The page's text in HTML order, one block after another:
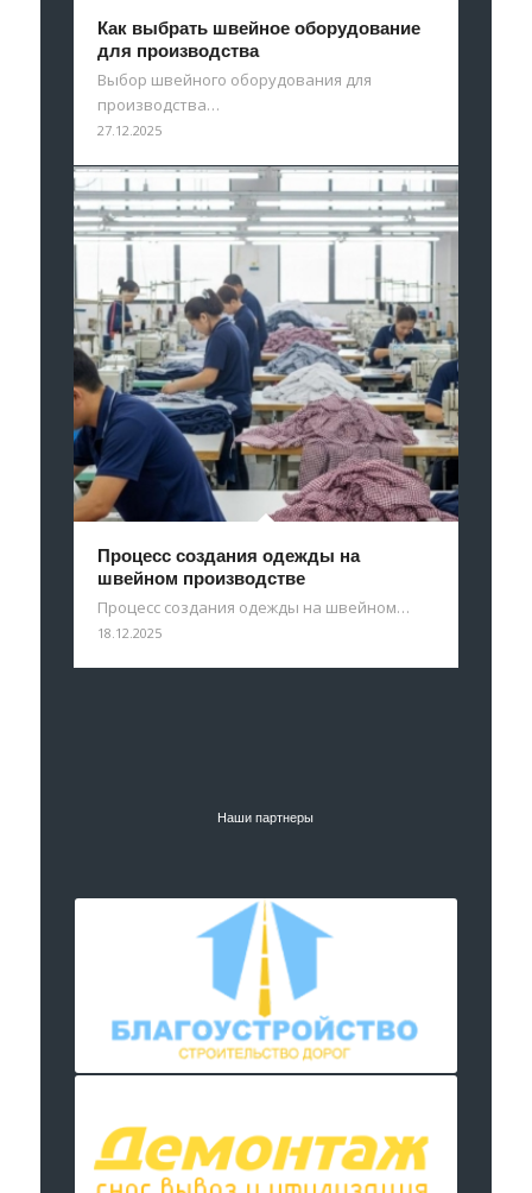
Как выбрать швейное оборудование
для производства
Выбор швейного оборудования для
производства…
27.12.2025
Процесс создания одежды на
швейном производстве
Процесс создания одежды на швейном…
18.12.2025
Наши партнеры